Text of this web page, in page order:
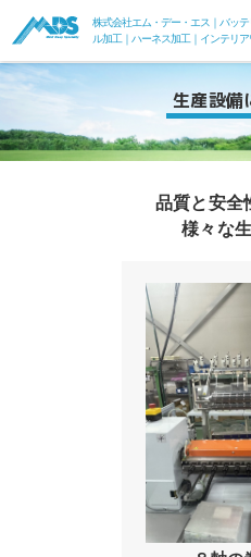
株式会社エム・デー・エス｜バッ
ル加工｜ハーネス加工｜インテリ
フォークリフトリフ
フォークde電力変換
リサイクルトナー
コイル巻線加工
生産設備
品質と安全
様々な